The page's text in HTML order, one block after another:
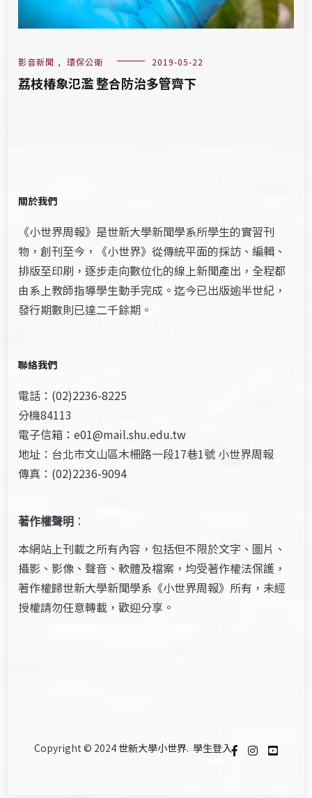
影音新聞 , 環保公衛 2019-05-22
荔枝椿象氾濫 整合防治多管齊下
關於我們
《小世界周報》是世新大學新聞學系所學生的實習刊
物，創刊至今，《小世界》從傳統平面的採訪、編輯、
排版至印刷，逐步走向數位化的線上新聞產出，全程都
由系上教師指導學生動手完成。迄今已出版逾半世紀，
發行期數則已達二千餘期。
聯絡我們
電話：(02)2236-8225
分機84113
電子信箱：e01@mail.shu.edu.tw
地址：台北市文山區木柵路一段17巷1號 小世界周報
傳真：(02)2236-9094
著作權聲明 ：
本網站上刊載之所有內容，包括但不限於文字、圖片、
攝影、影像、聲音、軟體及檔案，均受著作權法保護，
著作權歸世新大學新聞學系《小世界周報》所有，未經
授權請勿任意轉載，歡迎分享。
Copyright © 2024 世新大學小世界. 學生登入